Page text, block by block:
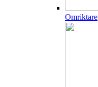
Omriktare